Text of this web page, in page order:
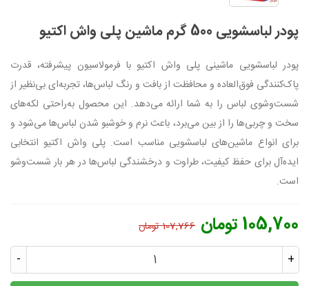
پودر لباسشویی 500 گرم ماشین پلی واش اکتیو
پودر لباسشویی ماشینی پلی واش اکتیو با فرمولاسیون پیشرفته، قدرت
پاک‌کنندگی فوق‌العاده و محافظت از بافت و رنگ لباس‌ها، تجربه‌ای بی‌نظیر از
شست‌وشوی لباس را به شما ارائه می‌دهد. این محصول به‌راحتی لکه‌های
سخت و چربی‌ها را از بین می‌برد، باعث نرم و خوشبو شدن لباس‌ها می‌شود و
برای انواع ماشین‌های لباسشویی مناسب است. پلی واش اکتیو انتخابی
ایده‌آل برای حفظ کیفیت، طراوت و درخشندگی لباس‌ها در هر بار شست‌وشو
است.
105,700 تومان 107,766 تومان
- +